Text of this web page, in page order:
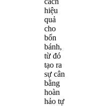
hiệu
quả
cho
bốn
bánh,
từ đó
tạo ra
sự cân
bằng
hoàn
hảo tự